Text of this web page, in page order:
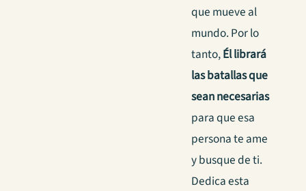
que mueve al
mundo. Por lo
tanto,Él librará
las batallas que
sean necesarias
para que esa
persona te ame
y busque de ti.
Dedica esta